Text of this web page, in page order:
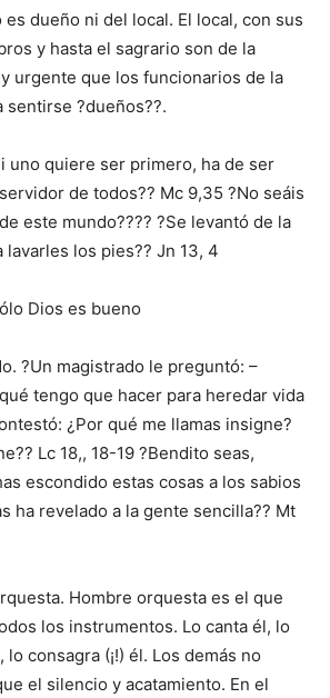
es dueño ni del local. El local, con sus
y hasta el sagrario son de la
urgente que los funcionarios de la
sentirse ?dueños??.
uno quiere ser primero, ha de ser
de todos?? Mc 9,35 ?No seáis
este mundo???? ?Se levantó de la
lavarles los pies?? Jn 13, 4
Dios es bueno
?Un magistrado le preguntó: –
tengo que hacer para heredar vida
¿Por qué me llamas insigne?
Lc 18,, 18-19 ?Bendito seas,
escondido estas cosas a los sabios
ha revelado a la gente sencilla?? Mt
Hombre orquesta es el que
los instrumentos. Lo canta él, lo
consagra (¡!) él. Los demás no
el silencio y acatamiento. En el